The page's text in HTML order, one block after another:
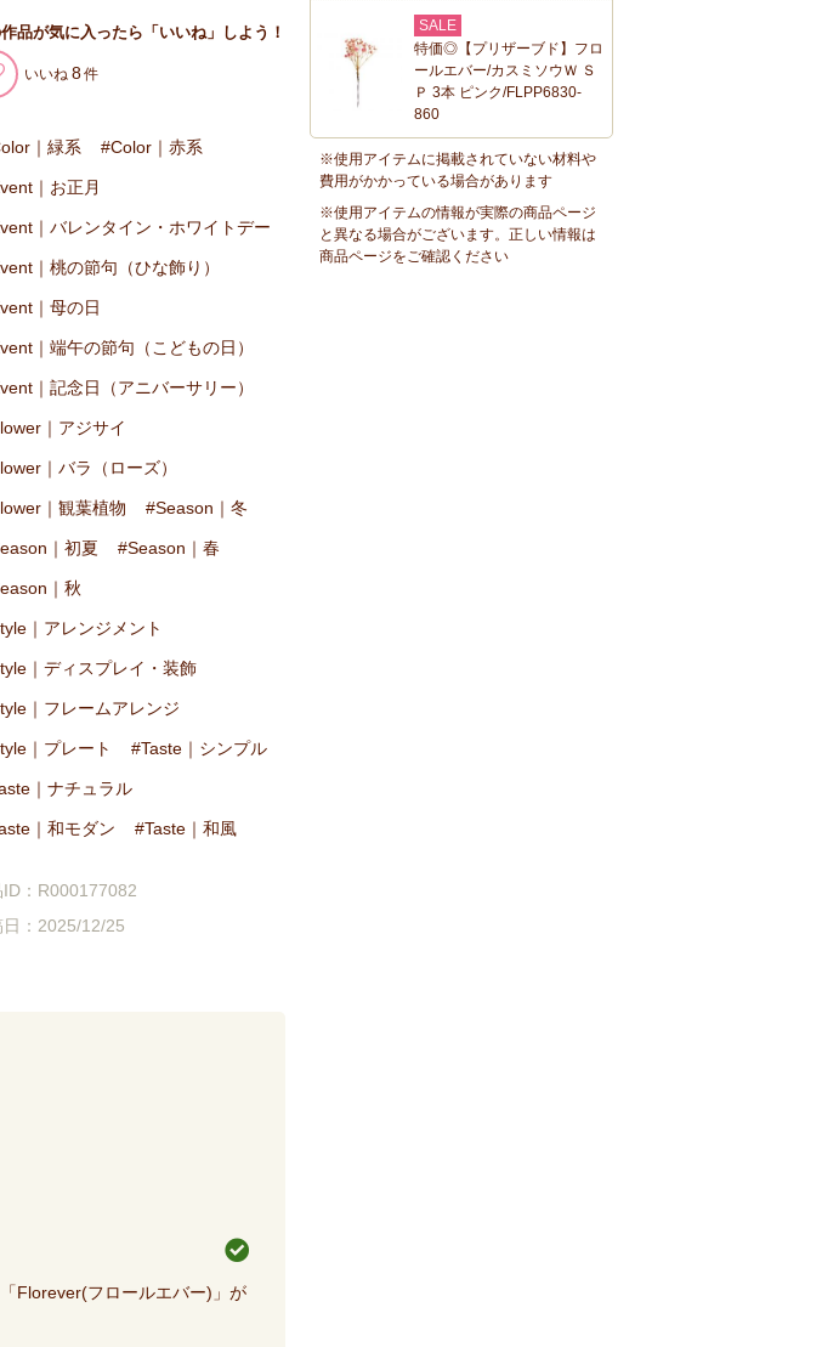
品が気に入ったら「いいね」しよう！
いいね 8
｜緑系 Color｜赤系
｜お正月
｜バレンタイン・ホワイトデー
｜桃の節句（ひな飾り）
｜母の日
｜端午の節句（こどもの日）
｜記念日（アニバーサリー）
｜アジサイ
｜バラ（ローズ）
｜観葉植物 Season｜冬
｜初夏 Season｜春
｜秋
｜アレンジメント
｜ディスプレイ・装飾
｜フレームアレンジ
｜プレート Taste｜シンプル
｜ナチュラル
｜和モダン Taste｜和風
ID：R000177082
日：2025/12/25
Florever(フロールエバー)」が
SALE
特価◎【プリザーブド】フロ
ールエバー/カスミソウＷ Ｓ
Ｐ 3本 ピンク/FLPP6830-
860
※使用アイテムに掲載されていない材料や
費用がかかっている場合があります
※使用アイテムの情報が実際の商品ページ
と異なる場合がございます。正しい情報は
商品ページをご確認ください